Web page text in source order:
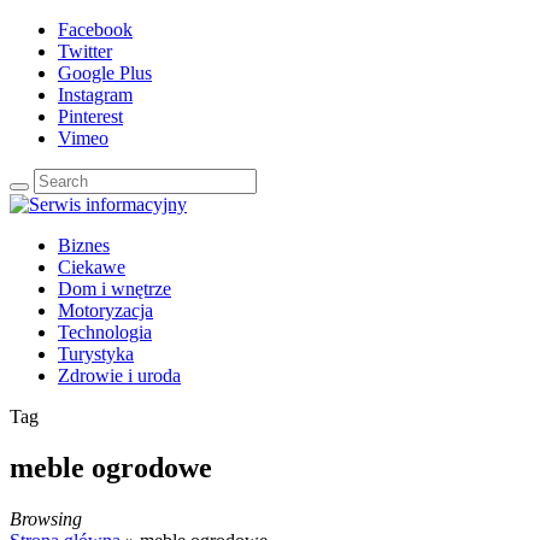
Facebook
Twitter
Google Plus
Instagram
Pinterest
Vimeo
Biznes
Ciekawe
Dom i wnętrze
Motoryzacja
Technologia
Turystyka
Zdrowie i uroda
Tag
meble ogrodowe
Browsing